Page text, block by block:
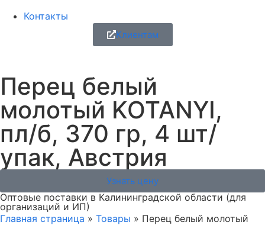
Контакты
Клиентам
Перец белый
молотый KOTANYI,
пл/б, 370 гр, 4 шт/
упак, Австрия
Узнать цену
Оптовые поставки в Калининградской области (для
организаций и ИП)
Главная страница » Товары » Перец белый молотый